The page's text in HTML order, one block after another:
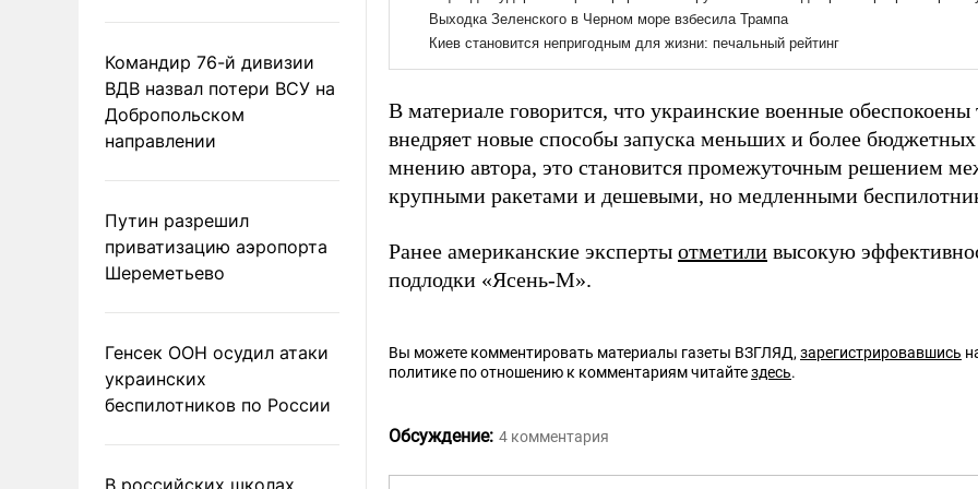
Командир 76-й дивизии
ВДВ назвал потери ВСУ на
Добропольском
направлении
Путин разрешил
приватизацию аэропорта
Шереметьево
Генсек ООН осудил атаки
украинских
беспилотников по России
В российских школах
В материале говорится, что украинские военные обеспокоены
внедряет новые способы запуска меньших и более
мнению автора, это становится промежуточным решением
крупными ракетами и дешевыми, но медленными
Ранее американские эксперты отметили высокую
подлодки «Ясень-М».
Вы можете комментировать материалы газеты ВЗГЛЯД,зарегистрировавшись
политике по отношению к комментариям читайтездесь.
Обсуждение: 4 комментария